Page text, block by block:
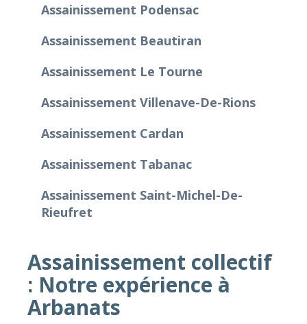
Assainissement Podensac
Assainissement Beautiran
Assainissement Le Tourne
Assainissement Villenave-De-Rions
Assainissement Cardan
Assainissement Tabanac
Assainissement Saint-Michel-De-
Rieufret
Assainissement collectif
: Notre expérience à
Arbanats